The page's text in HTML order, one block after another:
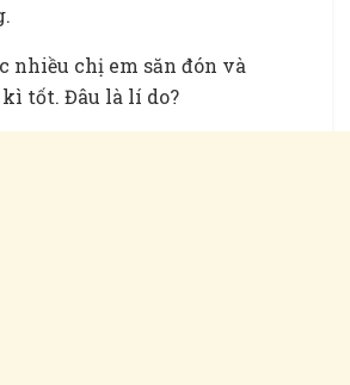
nhiều chị em săn đón và
tốt. Đâu là lí do?